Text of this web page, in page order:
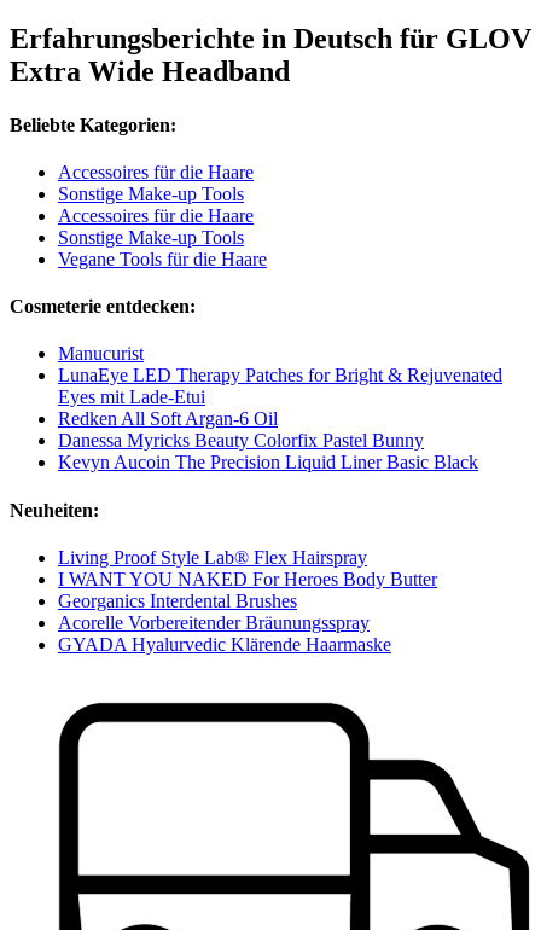
Erfahrungsberichte in Deutsch für GLOV
Extra Wide Headband
Beliebte Kategorien:
Accessoires für die Haare
Sonstige Make-up Tools
Accessoires für die Haare
Sonstige Make-up Tools
Vegane Tools für die Haare
Cosmeterie entdecken:
Manucurist
LunaEye LED Therapy Patches for Bright & Rejuvenated
Eyes mit Lade-Etui
Redken All Soft Argan-6 Oil
Danessa Myricks Beauty Colorfix Pastel Bunny
Kevyn Aucoin The Precision Liquid Liner Basic Black
Neuheiten:
Living Proof Style Lab® Flex Hairspray
I WANT YOU NAKED For Heroes Body Butter
Georganics Interdental Brushes
Acorelle Vorbereitender Bräunungsspray
GYADA Hyalurvedic Klärende Haarmaske